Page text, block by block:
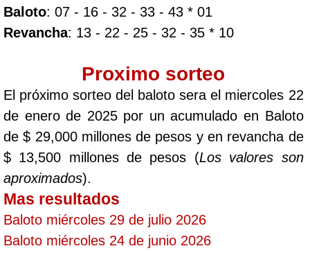
Baloto: 07 - 16 - 32 - 33 - 43 * 01
Revancha: 13 - 22 - 25 - 32 - 35 * 10
Proximo sorteo
El próximo sorteo del baloto sera el miercoles 22
de enero de 2025 por un acumulado en Baloto
de $ 29,000 millones de pesos y en revancha de
$ 13,500 millones de pesos (Los valores son
aproximados).
Mas resultados
Baloto miércoles 29 de julio 2026
Baloto miércoles 24 de junio 2026